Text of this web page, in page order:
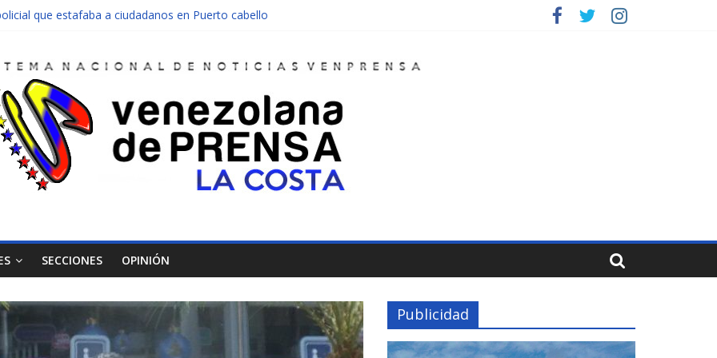
que estafaba a ciudadanos en Puerto cabello
abandonado de Chichiriviche
entre Colombia y Margarita el 27 de junio
SECCIONES OPINIÓN
Publicidad